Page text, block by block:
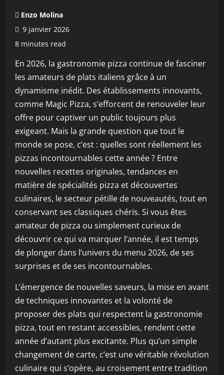
Enzo Molina
9 janvier 2026
8 minutes read
En 2026, la gastronomie pizza continue de fasciner
les amateurs de plats italiens grâce à un
dynamisme inédit. Des établissements innovants,
comme Magic Pizza, s’efforcent de renouveler leur
offre pour captiver un public toujours plus
exigeant. Mais la grande question que tout le
monde se pose, c’est : quelles sont réellement les
pizzas incontournables cette année ? Entre
nouvelles recettes originales, tendances en
matière de spécialités pizza et découvertes
culinaires, le secteur pétille de nouveautés, tout en
conservant ses classiques chéris. Si vous êtes
amateur de pizza ou simplement curieux de
découvrir ce qui va marquer l’année, il est temps
de plonger dans l’univers du menu 2026, de ses
surprises et de ses incontournables.
L’émergence de nouvelles saveurs, la mise en avant
de techniques innovantes et la volonté de
proposer des plats qui respectent la gastronomie
pizza, tout en restant accessibles, rendent cette
année d’autant plus excitante. Plus qu’un simple
changement de carte, c’est une véritable révolution
culinaire qui s’opère, au croisement entre tradition